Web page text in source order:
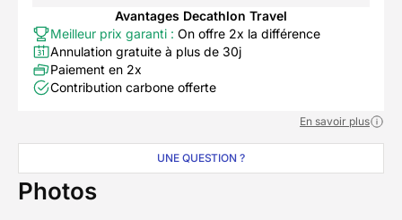
Avantages Decathlon Travel
Meilleur prix garanti : On offre 2x la différence
Annulation gratuite à plus de 30j
Paiement en 2x
Contribution carbone offerte
En savoir plus
UNE QUESTION ?
Photos